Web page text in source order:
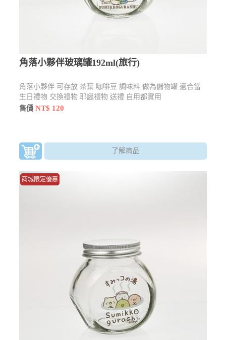
角落小夥伴玻璃罐192ml(旅行)
角落小夥伴 可存放 茶葉 咖啡豆 調味料 做為儲物罐 適合當
生日禮物 交換禮物 耶誕禮物 送禮 自用都實用
售價NT$ 120
了解商品
商城限定優惠